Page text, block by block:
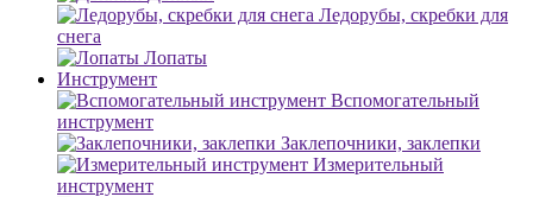
Ледорубы, скребки для
снега
Лопаты
Инструмент
Вспомогательный
инструмент
Заклепочники, заклепки
Измерительный
инструмент